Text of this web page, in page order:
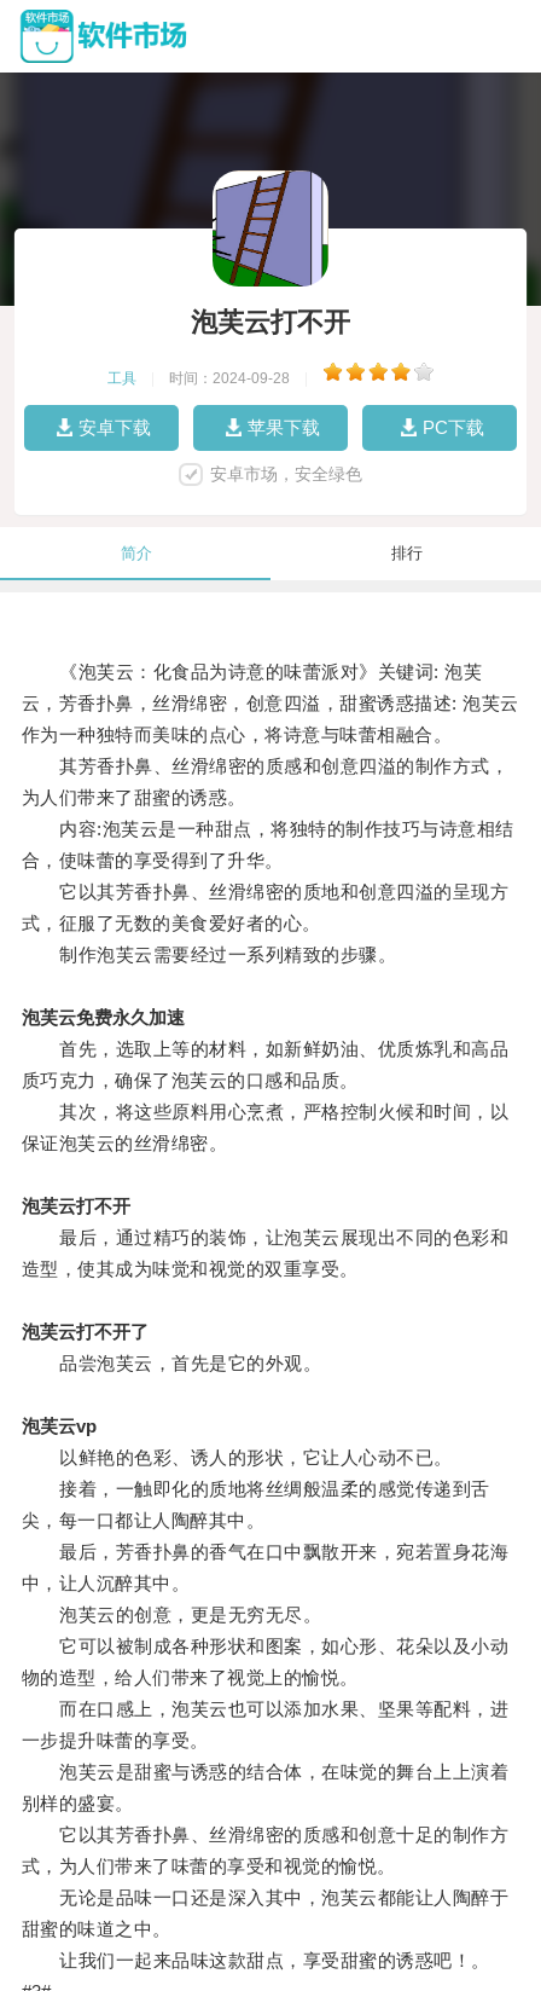
泡芙云打不开
工具 时间：2024-09-28
安卓下载 苹果下载 PC下载
安卓市场，安全绿色
简介 排行
《泡芙云：化食品为诗意的味蕾派对》关键词: 泡芙
云，芳香扑鼻，丝滑绵密，创意四溢，甜蜜诱惑描述: 泡芙云
作为一种独特而美味的点心，将诗意与味蕾相融合。
其芳香扑鼻、丝滑绵密的质感和创意四溢的制作方式，
为人们带来了甜蜜的诱惑。
内容:泡芙云是一种甜点，将独特的制作技巧与诗意相结
合，使味蕾的享受得到了升华。
它以其芳香扑鼻、丝滑绵密的质地和创意四溢的呈现方
式，征服了无数的美食爱好者的心。
制作泡芙云需要经过一系列精致的步骤。
泡芙云免费永久加速
首先，选取上等的材料，如新鲜奶油、优质炼乳和高品
质巧克力，确保了泡芙云的口感和品质。
其次，将这些原料用心烹煮，严格控制火候和时间，以
保证泡芙云的丝滑绵密。
泡芙云打不开
最后，通过精巧的装饰，让泡芙云展现出不同的色彩和
造型，使其成为味觉和视觉的双重享受。
泡芙云打不开了
品尝泡芙云，首先是它的外观。
泡芙云vp
以鲜艳的色彩、诱人的形状，它让人心动不已。
接着，一触即化的质地将丝绸般温柔的感觉传递到舌
尖，每一口都让人陶醉其中。
最后，芳香扑鼻的香气在口中飘散开来，宛若置身花海
中，让人沉醉其中。
泡芙云的创意，更是无穷无尽。
它可以被制成各种形状和图案，如心形、花朵以及小动
物的造型，给人们带来了视觉上的愉悦。
而在口感上，泡芙云也可以添加水果、坚果等配料，进
一步提升味蕾的享受。
泡芙云是甜蜜与诱惑的结合体，在味觉的舞台上上演着
别样的盛宴。
它以其芳香扑鼻、丝滑绵密的质感和创意十足的制作方
式，为人们带来了味蕾的享受和视觉的愉悦。
无论是品味一口还是深入其中，泡芙云都能让人陶醉于
甜蜜的味道之中。
让我们一起来品味这款甜点，享受甜蜜的诱惑吧！。